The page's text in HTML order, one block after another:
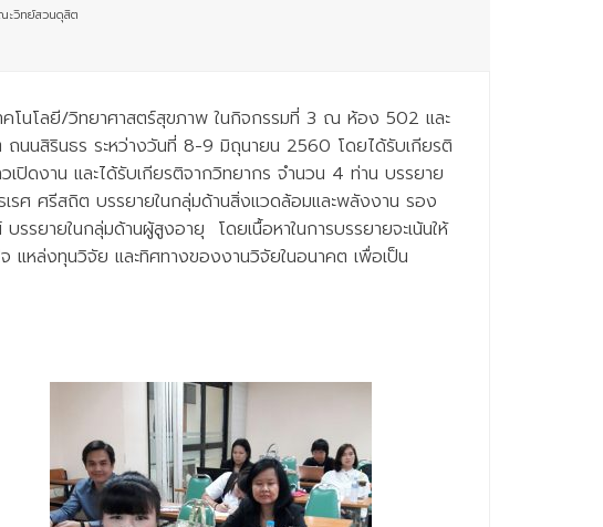
ะวิทย์สวนดุสิต
คโนโลยี/วิทยาศาสตร์สุขภาพ ในกิจกรรมที่ 3 ณ ห้อง 502 และ
นสิรินธร ระหว่างวันที่ 8-9 มิถุนายน 2560 โดยได้รับเกียรติ
ดงาน และได้รับเกียรติจากวิทยากร จำนวน 4 ท่าน บรรยาย
รศ ศรีสถิต บรรยายในกลุ่มด้านสิ่งแวดล้อมและพลังงาน รอง
รยายในกลุ่มด้านผู้สูงอายุ โดยเนื้อหาในการบรรยายจะเน้นให้
แหล่งทุนวิจัย และทิศทางของงานวิจัยในอนาคต เพื่อเป็น